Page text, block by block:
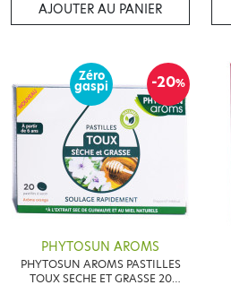
AJOUTER AU PANIER
-20%
Zéro
gaspi
PHYTOSUN AROMS
PHYTOSUN AROMS PASTILLES
TOUX SECHE ET GRASSE 20